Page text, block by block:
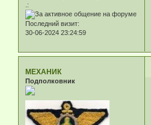
.:
Последний визит:
30-06-2024 23:24:59
МЕХАНИК
Подполковник